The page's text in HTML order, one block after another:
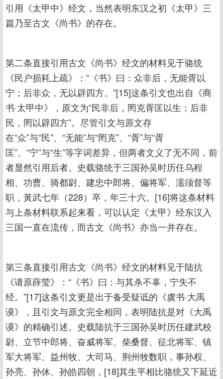
引用《太甲中》经文，当然表明东汉之初《太甲》三
篇乃至古文《尚书》的存在。
第二条直接引用古文《尚书》经文的材料见于骆统
《民户损耗上疏》：“《书》曰：众非后，无能胥以
宁；后非众，无以辟四方。”[15]这条引文也出自《商
书·太甲中》，原文为“民非后，罔克胥匡以生；后非
民，罔以辟四方”。尽管引文与原文存
在“众”与“民”、“无能”与“罔克”、“胥”与“胥
匡”、“宁”与“生”等字词差异，但两者文义了无不同，前
者显然引用后者。史载骆统于三国孙吴时历任乌程
相、功曹、骑都尉、建忠中郎将、偏将军、濡须督等
职，黃武七年（228）卒，年三十六。[16]将这条材料
与上条材料联系起来看，可以认定《太甲》经东汉入
三国一直在流传，而古文《尚书》亦当一并存在。
第三条直接引用古文《尚书》经文的材料见于陆抗
《请原薛莹》：“《书》曰：与其杀不辜，宁失不
经。”[17]这条引文更是出于备受疑诋的《虞书·大禹
谟》，且引文与原文完全相同，表明陆抗是对《大禹
谟》的精确引述。史载陆抗于三国孙吴时历任建武校
尉、立节中郎将、奋威将军、柴桑督、征北将军、镇
军大将军、益州牧、大司马、荆州牧数职，事孙权、
孙亮、孙休、孙皓四朝，[18]其生平相比骆统又下延近